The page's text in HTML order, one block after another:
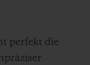
perfekt die